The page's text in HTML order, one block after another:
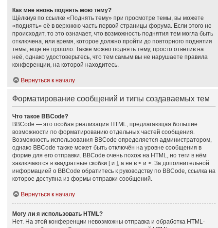
Как мне вновь поднять мою тему?
Щёлкнув по ссылке «Поднять тему» при просмотре темы, вы можете
«поднять» её в верхнюю часть первой страницы форума. Если этого не
происходит, то это означает, что возможность поднятия тем могла быть
отключена, или время, которое должно пройти до повторного поднятия
темы, ещё не прошло. Также можно поднять тему, просто ответив на
неё, однако удостоверьтесь, что тем самым вы не нарушаете правила
конференции, на которой находитесь.
Вернуться к началу
Форматирование сообщений и типы создаваемых тем
Что такое BBCode?
BBCode — это особая реализация HTML, предлагающая большие
возможности по форматированию отдельных частей сообщения.
Возможность использования BBCode определяется администратором,
однако BBCode также может быть отключён на уровне сообщения в
форме для его отправки. BBCode очень похож на HTML, но теги в нём
заключаются в квадратные скобки [ и ], а не в < и >. За дополнительной
информацией о BBCode обратитесь к руководству по BBCode, ссылка на
которое доступна из формы отправки сообщений.
Вернуться к началу
Могу ли я использовать HTML?
Нет. На этой конференции невозможны отправка и обработка HTML-